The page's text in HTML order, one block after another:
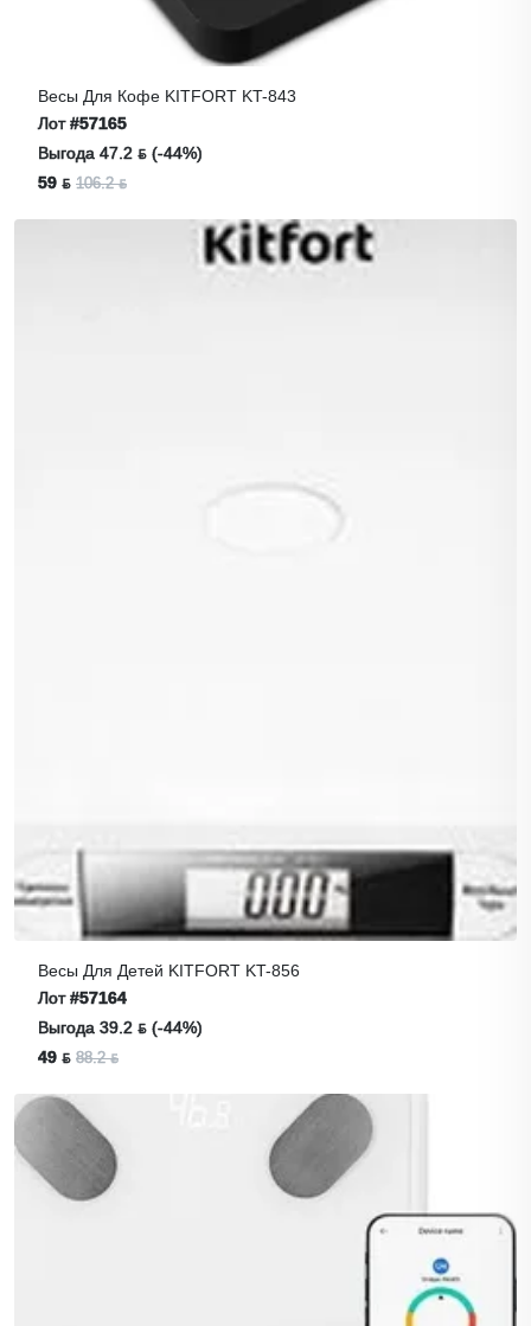
Весы Для Кофе KITFORT KT-843
Лот#57165
Выгода 47.2 ƃ (-44%)
59 ƃ 106.2 ƃ
Весы Для Детей KITFORT KT-856
Лот#57164
Выгода 39.2 ƃ (-44%)
49 ƃ 88.2 ƃ